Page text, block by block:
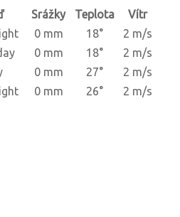
Srážky Teplota
Vítr
0 mm 18°
2 m/s
0 mm 18°
2 m/s
0 mm 27°
2 m/s
0 mm 26° 2 m/s